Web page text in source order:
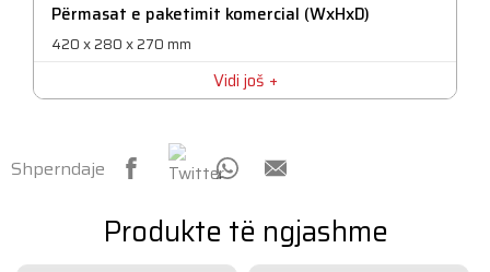
Të tjera
Përmasat e paketimit komercial (WxHxD)
420 x 280 x 270 mm
Pesha neto
Vidi još
Shperndaje
Produkte të ngjashme